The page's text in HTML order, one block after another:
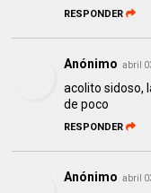
RESPONDER
Anónimo abril
acolito sidoso,
de poco
RESPONDER
Anónimo abril